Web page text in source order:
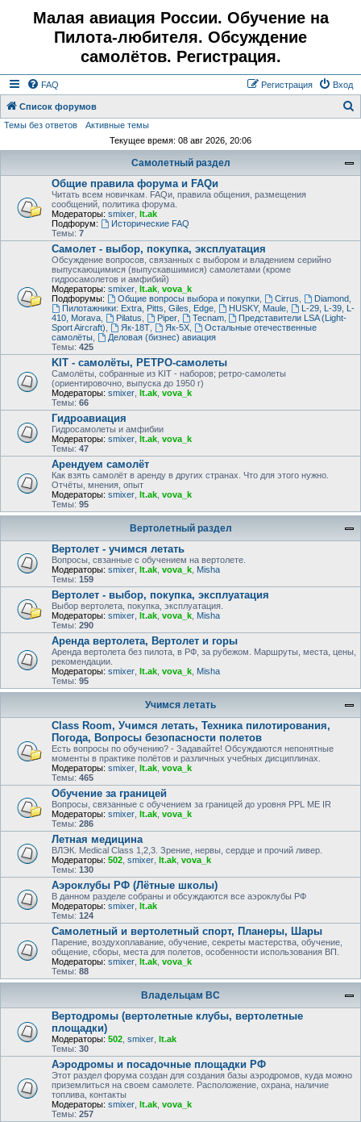
Малая авиация России. Обучение на
Пилота-любителя. Обсуждение
самолётов. Регистрация.
FAQ Вход
Регистрация
Список форумов
Темы без ответов
Активные темы
Текущее время: 08 авг 2026, 20:06
Самолетный раздел
Общие правила форума и FAQи
Читать всем новичкам. FAQи, правила общения, размещения
сообщений, политика форума.
Модераторы: smixer lt.ak
Подфорум:
Исторические FAQ
Темы: 7
Самолет - выбор, покупка, эксплуатация
Обсуждение вопросов, связанных с выбором и владением серийно
выпускающимися (выпускавшимися) самолетами (кроме
гидросамолетов и амфибий)
Модераторы: smixer lt.ak vova_k
Подфорумы:
Общие вопросы выбора и покупки, Cirrus Diamond,
Пилотажники: Extra, Pitts, Giles, Edge, HUSKY, Maule,
L-29, L-39, L-
410, Morava
Pilatus Piper, Tecnam,
Представители LSA (Light-
Sport Aircraft)
Як-18Т, Як-5Х,
Остальные отечественные
самолёты
Деловая (бизнес) авиация
Темы: 425
KIT - самолёты, РЕТРО-самолеты
Самолёты, собранные из KIT - наборов; ретро-самолеты
(ориентировочно, выпуска до 1950 г)
Модераторы: smixer lt.ak vova_k
Темы: 66
Гидроавиация
Гидросамолеты и амфибии
Модераторы: smixer lt.ak vova_k
Темы: 47
Арендуем самолёт
Как взять самолёт в аренду в других странах. Что для этого нужно.
Отчёты, мнения, опыт
Модераторы: smixer lt.ak vova_k
Темы: 95
Вертолетный раздел
Вертолет - учимся летать
Вопросы, свзанные с обучением на вертолете.
Модераторы: smixer lt.ak vova_k Misha
Темы: 159
Вертолет - выбор, покупка, эксплуатация
Выбор вертолета, покупка, эксплуатация.
Модераторы: smixer lt.ak vova_k Misha
Темы: 290
Аренда вертолета, Вертолет и горы
Аренда вертолета без пилота, в РФ, за рубежом. Маршруты, места, цены,
рекомендации.
Модераторы: smixer lt.ak vova_k Misha
Темы: 95
Учимся летать
Class Room, Учимся летать, Техника пилотирования,
Погода, Вопросы безопасности полетов
Есть вопросы по обучению? - Задавайте! Обсуждаются непонятные
моменты в практике полётов и различных учебных дисциплинах.
Модераторы: smixer lt.ak vova_k
Темы: 465
Обучение за границей
Вопросы, связанные с обучением за границей до уровня PPL ME IR
Модераторы: smixer lt.ak vova_k
Темы: 286
Летная медицина
ВЛЭК. Medical Class 1,2,3. Зрение, нервы, сердце и прочий ливер.
Модераторы: 502 smixer lt.ak vova_k
Темы: 130
Аэроклубы РФ (Лётные школы)
В данном разделе собраны и обсуждаются все аэроклубы РФ
Модераторы: smixer lt.ak
Темы: 124
Самолетный и вертолетный спорт, Планеры, Шары
Парение, воздухоплавание, обучение, секреты мастерства, обучение,
общение, сборы, места для полетов, особенности использования ВП.
Модераторы: smixer lt.ak vova_k
Темы: 88
Владельцам ВС
Вертодромы (вертолетные клубы, вертолетные
площадки)
Модераторы: 502 smixer lt.ak
Темы: 30
Аэродромы и посадочные площадки РФ
Этот раздел форума создан для создания базы аэродромов, куда можно
приземлиться на своем самолете. Расположение, охрана, наличие
топлива, контакты
Модераторы: smixer lt.ak vova_k
Темы: 257